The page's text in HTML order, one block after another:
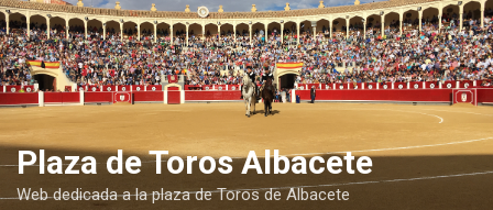
S
a
l
t
a
a
l
c
Plaza de Toros Albacete
Web dedicada a la plaza de Toros de Albacete